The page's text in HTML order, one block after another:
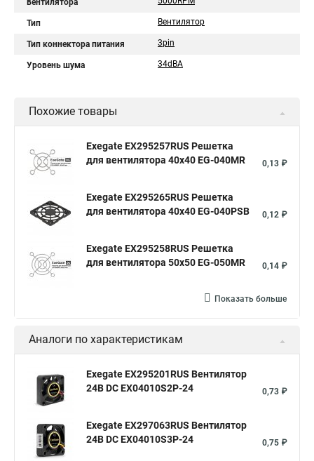
вентилятора
Тип Вентилятор
Тип коннектора питания 3pin
Уровень шума 34dBA
Похожие товары
Exegate EX295257RUS Решетка
для вентилятора 40x40 EG-040MR
0,13 ₽
Exegate EX295265RUS Решетка
для вентилятора 40x40 EG-040PSB
0,12 ₽
Exegate EX295258RUS Решетка
для вентилятора 50х50 EG-050MR
0,14 ₽
Показать больше
Аналоги по характеристикам
Exegate EX295201RUS Вентилятор
24В DC EX04010S2P-24
0,73 ₽
Exegate EX297063RUS Вентилятор
24В DC EX04010S3P-24
0,75 ₽